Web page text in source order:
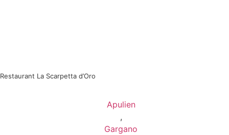
Restaurant La Scarpetta d’Oro
Apulien
,
Gargano